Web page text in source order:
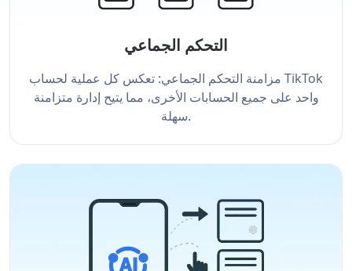
التحكم الجماعي
مزامنة التحكم الجماعي: تعكس كل عملية لحساب TikTok
واحد على جميع الحسابات الأخرى، مما يتيح إدارة متزامنة
سهلة.